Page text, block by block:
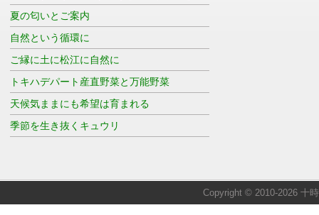
夏の匂いとご案内
自然という循環に
ご縁に土に松江に自然に
トキハデパート産直野菜と万能野菜
天候気ままにも希望は育まれる
季節を生き抜くキュウリ
Copyright © 2010-2026 十